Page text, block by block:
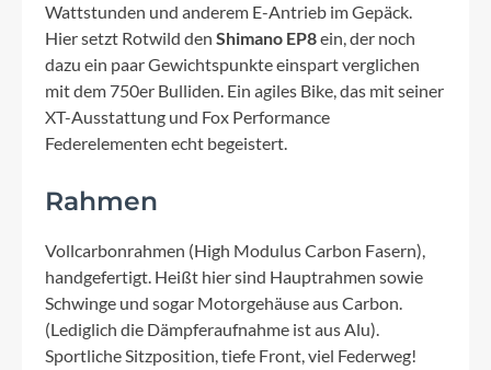
Wattstunden und anderem E-Antrieb im Gepäck.
Hier setzt Rotwild den Shimano EP8ein, der noch
dazu ein paar Gewichtspunkte einspart verglichen
mit dem 750er Bulliden. Ein agiles Bike, das mit seiner
XT-Ausstattung und Fox Performance
Federelementen echt begeistert.
Rahmen
Vollcarbonrahmen (High Modulus Carbon Fasern),
handgefertigt. Heißt hier sind Hauptrahmen sowie
Schwinge und sogar Motorgehäuse aus Carbon.
(Lediglich die Dämpferaufnahme ist aus Alu).
Sportliche Sitzposition, tiefe Front, viel Federweg!